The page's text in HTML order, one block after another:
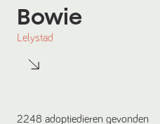
Bowie
Lelystad
2248 adoptiedieren gevonden